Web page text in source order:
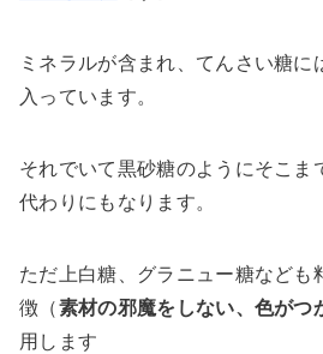
ミネラルが含まれ、てんさい糖に
入っています。
それでいて黒砂糖のようにそこま
代わりにもなります。
ただ上白糖、グラニュー糖なども
徴（素材の邪魔をしない、色がつ
用します